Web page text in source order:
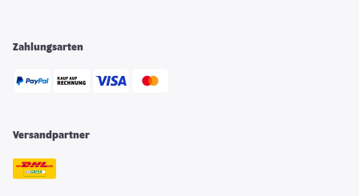
Zahlungsarten
Versandpartner